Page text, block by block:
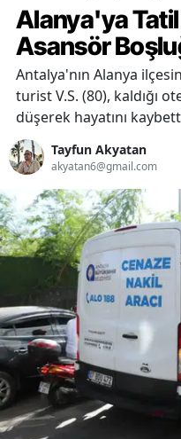
Alanya'ya
Asansör
Antalya'nın Alanya
turist V.S. (80), kaldığı
düşerek hayatını
Tayfun Akyatan
akyatan6@gmail.com